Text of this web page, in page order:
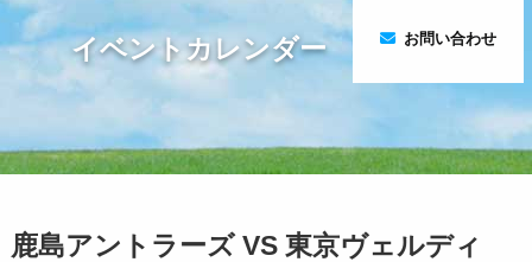
お問い合わせ
イベントカレンダー
鹿島アントラーズ VS 東京ヴェルディ